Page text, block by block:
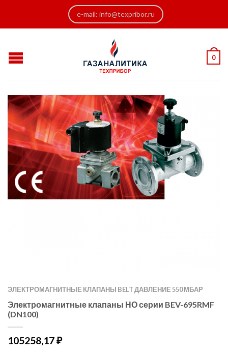
e-mail: info@texpribor.ru
0
ЭЛЕКТРОМАГНИТНЫЕ КЛАПАНЫ BELT ДАВЛЕНИЕ 550 МБАР
Электромагнитные клапаны НО серии BEV-695RMF
(DN100)
105258,17₽